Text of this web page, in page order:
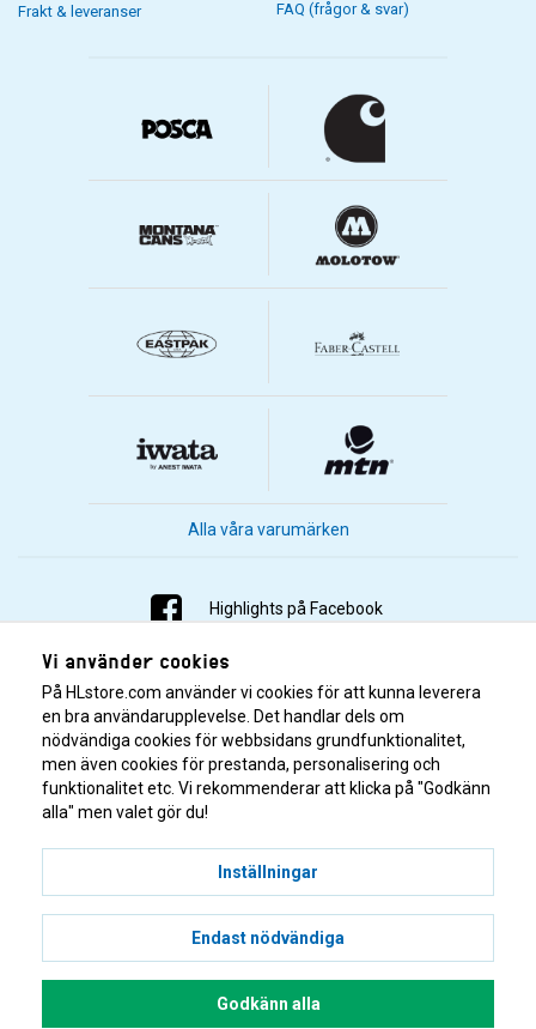
Frakt & leveranser
FAQ (frågor & svar)
Alla våra varumärken
Highlights på Facebook
Highlights på Instagram
Highlights på Youtube
Highlights på Tiktok
© 2001–2026 Highlights/KR Distribution AB.
Vi använder cookies
På HLstore.com använder vi cookies för att kunna leverera
en bra användarupplevelse. Det handlar dels om
nödvändiga cookies för webbsidans grundfunktionalitet,
men även cookies för prestanda, personalisering och
funktionalitet etc. Vi rekommenderar att klicka på "Godkänn
alla" men valet gör du!
Inställningar
Endast nödvändiga
Godkänn alla